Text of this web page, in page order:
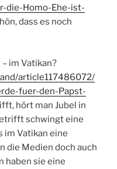
die-Homo-Ehe-ist-
dass es noch
im Vatikan?
article117486072/
fuer-den-Papst-
hört man Jubel in
schwingt eine
im Vatikan eine
die Medien doch auch
haben sie eine